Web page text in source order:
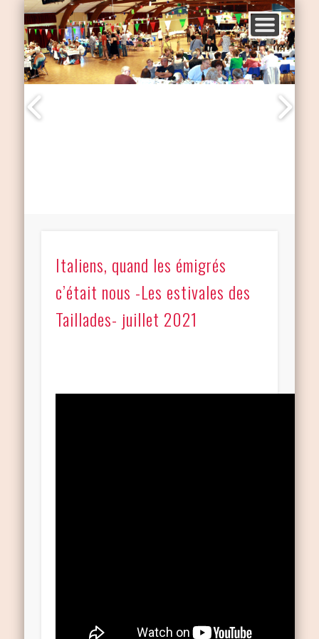
Italiens, quand les émigrés
c’était nous -Les estivales des
Taillades- juillet 2021